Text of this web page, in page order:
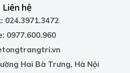
Liên hệ
024.3971.3472
0977.600.960
Hai Bà Trưng, Hà Nội